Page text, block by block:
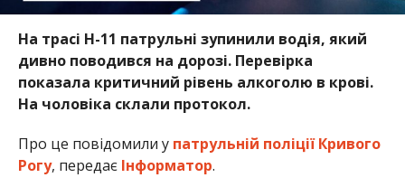
На трасі Н-11 патрульні зупинили водія, який
дивно поводився на дорозі. Перевірка
показала критичний рівень алкоголю в крові.
На чоловіка склали протокол.
Про це повідомили у патрульній поліції Кривого
Рогу, передає Інформатор.